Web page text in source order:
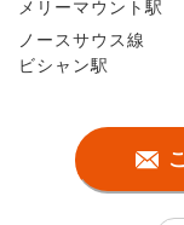
メリーマウント駅
ノースサウス線
ビシャン駅